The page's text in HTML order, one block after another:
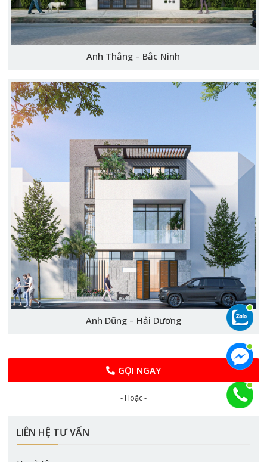
Anh Thắng – Bắc Ninh
Anh Dũng – Hải Dương
GỌI NGAY
- Hoặc -
LIÊN HỆ TƯ VẤN